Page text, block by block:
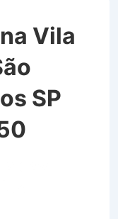
Vila
SP